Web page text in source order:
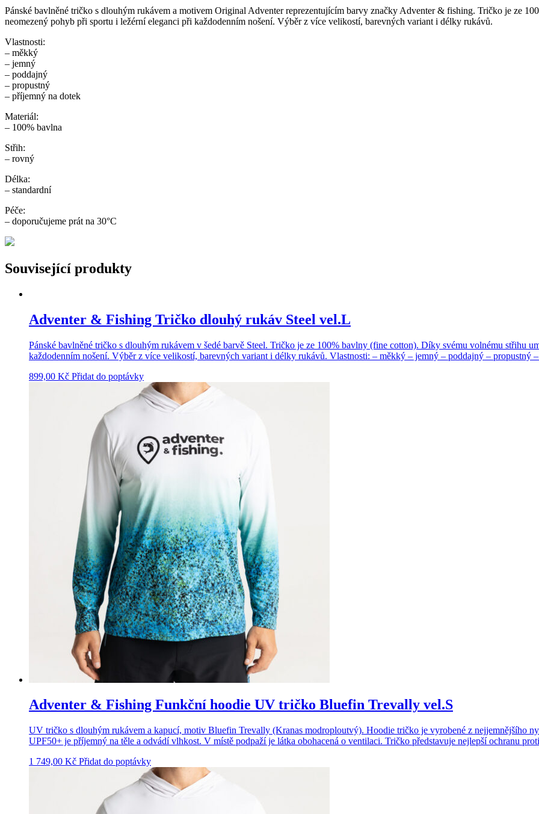
Pánské bavlněné tričko s dlouhým rukávem a motivem Original Adventer reprezentujícím barvy značky Adventer & fishing. Tričko je ze
neomezený pohyb při sportu i ležérní eleganci při každodenním nošení. Výběr z více velikostí, barevných variant i délky rukávů.
Vlastnosti:
– měkký
– jemný
– poddajný
– propustný
– příjemný na dotek
Materiál:
– 100% bavlna
Střih:
– rovný
Délka:
– standardní
Péče:
– doporučujeme prát na 30°C
Související produkty
Adventer & Fishing Tričko dlouhý rukáv Steel vel.L
Pánské bavlněné tričko s dlouhým rukávem v šedé barvě Steel. Tričko je ze 100% bavlny (fine cotton). Díky svému volnému střihu
každodenním nošení. Výběr z více velikostí, barevných variant i délky rukávů. Vlastnosti: – měkký – jemný – poddajný –
899,00 Kč Přidat do poptávky
Adventer & Fishing Funkční hoodie UV tričko Bluefin Trevally vel.S
UV tričko s dlouhým rukávem a kapucí, motiv Bluefin Trevally (Kranas modroploutvý). Hoodie tričko je vyrobené z nejjemnějšího
UPF50+ je příjemný na těle a odvádí vlhkost. V místě podpaží je látka obohacená o ventilaci. Tričko představuje nejlepší ochranu
1 749,00 Kč Přidat do poptávky